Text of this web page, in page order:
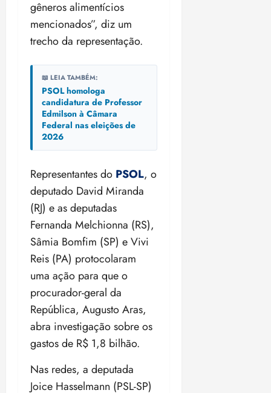
gêneros alimentícios
mencionados”, diz um
trecho da representação.
📖 LEIA TAMBÉM:
PSOL homologa
candidatura de Professor
Edmilson à Câmara
Federal nas eleições de
2026
Representantes do PSOL, o
deputado David Miranda
(RJ) e as deputadas
Fernanda Melchionna (RS),
Sâmia Bomfim (SP) e Vivi
Reis (PA) protocolaram
uma ação para que o
procurador-geral da
República, Augusto Aras,
abra investigação sobre os
gastos de R$ 1,8 bilhão.
Nas redes, a deputada
Joice Hasselmann (PSL-SP)